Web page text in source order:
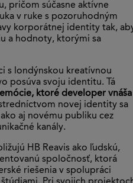
pričom súčasne aktívne
v ruke s pozoruhodným
korporátnej identity tak,
a hodnoty, ktorými sa
s londýnskou kreatívnou
posúva svoju identitu. Tá
ktoré developer vnáša
novej identity sa
aj novému publiku cez
kanály.
HB Reavis ako ľudskú,
spoločnosť, ktorá
riešenia v spolupráci